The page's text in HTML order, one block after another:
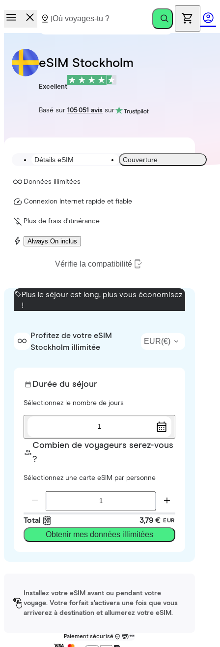
eSIM Stockholm
Excellent
Basé sur105 051 avis sur
Détails eSIM Couverture
Données illimitées
Connexion Internet rapide et fiable
Plus de frais d’itinérance
Always On inclus
Vérifie la compatibilité
Plus le séjour est long, plus vous économisez
!
Profitez de votre eSIM
Stockholm illimitée
EUR(€)
Durée du séjour
Sélectionnez le nombre de jours
1
Combien de voyageurs serez-vous
?
Sélectionnez une carte eSIM par personne
Total 3,79 € EUR
Obtenir mes données illimitées
Installez votre eSIM avant ou pendant votre
voyage. Votre forfait s'activera une fois que vous
arriverez à destination et allumerez votre eSIM.
Paiement sécurisé